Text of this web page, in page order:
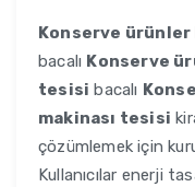
Konserve
bacalı Konserve
tesisi bacalı
makinası tesisi
çözümlemek için
Kullanıcılar enerji